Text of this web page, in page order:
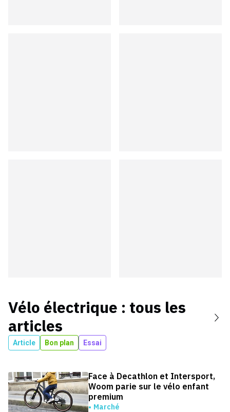
Vélo électrique : tous les
articles
Article Bon plan Essai
Face à Decathlon et Intersport,
Woom parie sur le vélo enfant
premium
Marché